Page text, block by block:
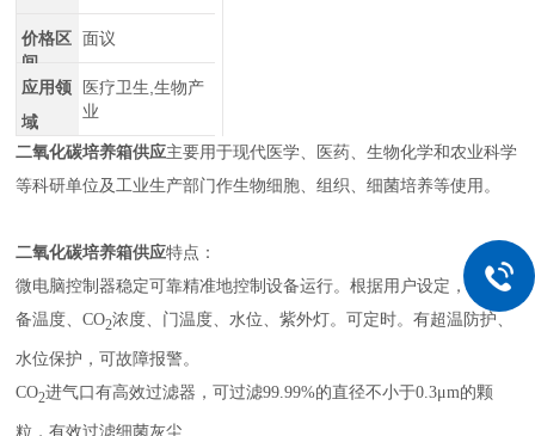
价格区
间
面议
应用领
域
医疗卫生,生物产
业
二氧化碳培养箱供应主要用于现代医学、医药、生物化学和农业科学
等科研单位及工业生产部门作生物细胞、组织、细菌培养等使用。
二氧化碳培养箱供应特点：
微电脑控制器稳定可靠精准地控制设备运行。根据用户设定，控制设
备温度、CO2浓度、门温度、水位、紫外灯。可定时。有超温防护、
水位保护，可故障报警。
CO2进气口有高效过滤器，可过滤99.99%的直径不小于0.3μm的颗
粒，有效过滤细菌灰尘